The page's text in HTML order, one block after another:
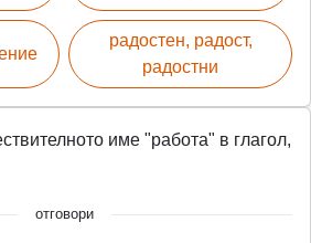
радостен, радост,
радостни
име "работа" в глагол,
отговори